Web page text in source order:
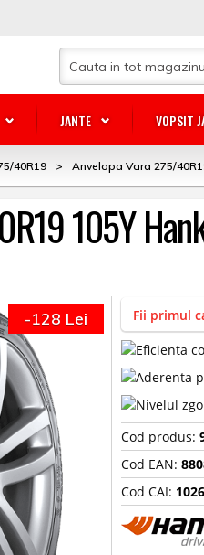
JANTE VOPSIT
40R19 > Anvelopa Vara 275/
105Y
-128 Lei Fii primul
Cod produs:
Cod EAN:
Cod CAI: